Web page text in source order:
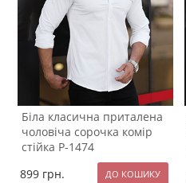
Біла класична приталена
чоловіча сорочка комір
стійка Р-1474
899 грн.